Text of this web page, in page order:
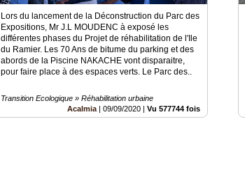
Lors du lancement de la Déconstruction du Parc des
Expositions, Mr J.L MOUDENC à exposé les
différentes phases du Projet de réhabilitation de l'Ile
du Ramier. Les 70 Ans de bitume du parking et des
abords de la Piscine NAKACHE vont disparaitre,
pour faire place à des espaces verts. Le Parc des..
Transition Ecologique » Réhabilitation urbaine
Acalmia |09/09/2020 |Vu 577744 fois